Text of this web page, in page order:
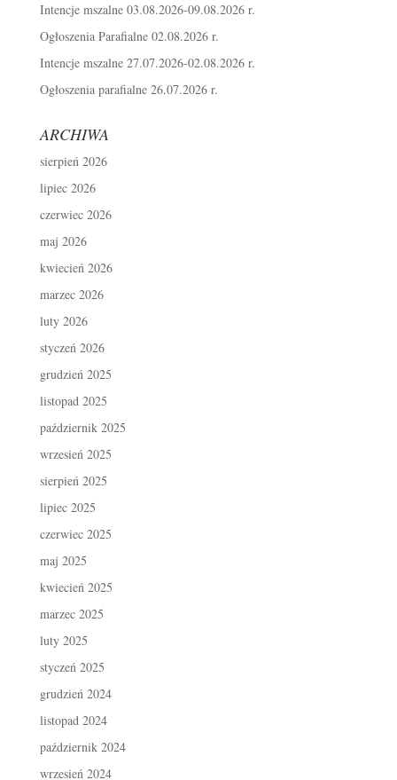
Intencje mszalne 03.08.2026-09.08.2026 r.
Ogłoszenia Parafialne 02.08.2026 r.
Intencje mszalne 27.07.2026-02.08.2026 r.
Ogłoszenia parafialne 26.07.2026 r.
ARCHIWA
sierpień 2026
lipiec 2026
czerwiec 2026
maj 2026
kwiecień 2026
marzec 2026
luty 2026
styczeń 2026
grudzień 2025
listopad 2025
październik 2025
wrzesień 2025
sierpień 2025
lipiec 2025
czerwiec 2025
maj 2025
kwiecień 2025
marzec 2025
luty 2025
styczeń 2025
grudzień 2024
listopad 2024
październik 2024
wrzesień 2024